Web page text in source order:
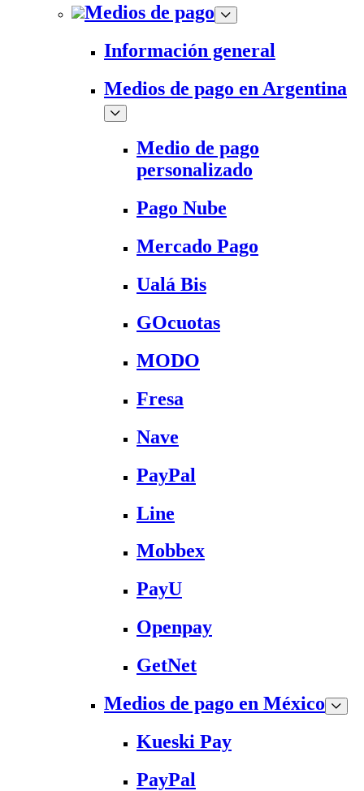
Medios de pago
Información general
Medios de pago en Argentina
Medio de pago
personalizado
Pago Nube
Mercado Pago
Ualá Bis
GOcuotas
MODO
Fresa
Nave
PayPal
Line
Mobbex
PayU
Openpay
GetNet
Medios de pago en México
Kueski Pay
PayPal